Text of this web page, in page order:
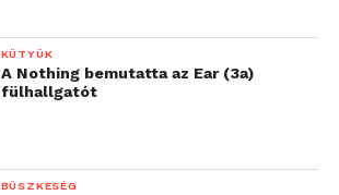
KÜTYÜK
A Nothing bemutatta az Ear (3a)
fülhallgatót
BÜSZKESÉG